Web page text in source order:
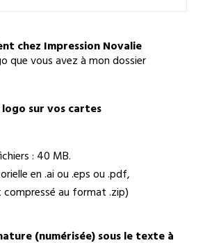
chez Impression Novalie
que vous avez à mon dossier
sur vos cartes
: 40 MB.
en .ai ou .eps ou .pdf,
au format .zip)
(numérisée) sous le texte à